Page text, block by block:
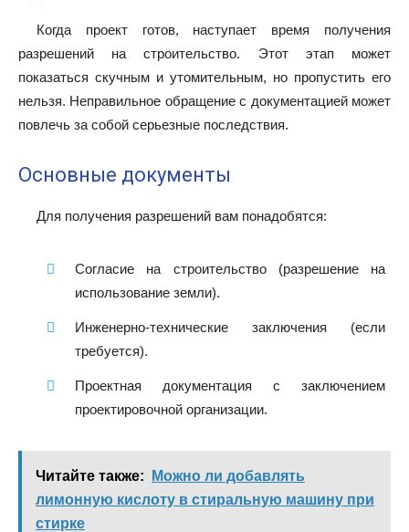
Когда проект готов, наступает время получения
разрешений на строительство. Этот этап может
показаться скучным и утомительным, но пропустить его
нельзя. Неправильное обращение с документацией может
повлечь за собой серьезные последствия.
Основные документы
Для получения разрешений вам понадобятся:
Согласие на строительство (разрешение на
использование земли).
Инженерно-технические заключения (если
требуется).
Проектная документация с заключением
проектировочной организации.
Читайте также:
Можно ли добавлять
лимонную кислоту в стиральную машину при
стирке